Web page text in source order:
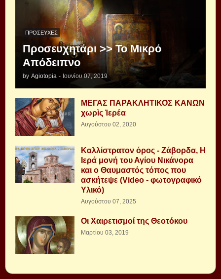
ΠΡΟΣΕΥΧΈΣ
Προσευχητάρι >> Το Μικρό
Απόδειπνο
by Agiotopia - Ιουνίου 07, 2019
ΜΕΓΑΣ ΠΑΡΑΚΛΗΤΙΚΟΣ ΚΑΝΩΝ
χωρὶς Ἱερέα
Αυγούστου 02, 2020
Καλλίστρατον όρος - Ζάβορδα, Η
Ιερά μονή του Αγίου Νικάνορα
και ο Θαυμαστός τόπος που
ασκήτεψε (Video - φωτογραφικό
Υλικό)
Αυγούστου 07, 2025
Οι Χαιρετισμοί της Θεοτόκου
Μαρτίου 03, 2019